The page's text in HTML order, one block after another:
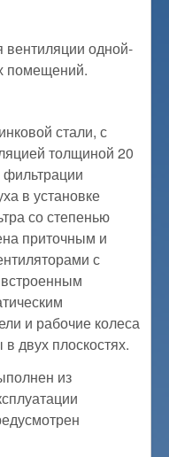
вентиляции одной-
помещений.
стали, с
толщиной 20
в установке
со степенью
приточным и
с
и рабочие колеса
двух плоскостях.
из